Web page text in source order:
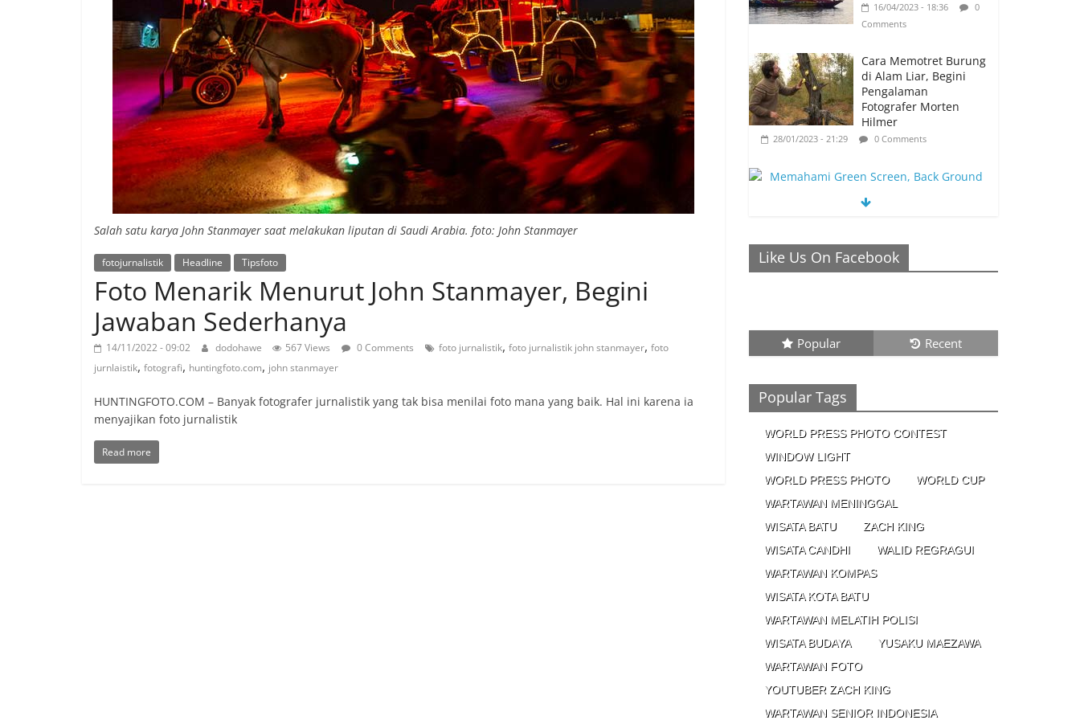
Salah satu karya John Stanmayer saat melakukan liputan di Saudi Arabia. foto: John Stanmayer
fotojurnalistik Headline Tipsfoto
Foto Menarik Menurut John Stanmayer, Begini
Jawaban Sederhanya
14/11/2022 - 09:02 dodohawe 567 Views 0 Comments foto jurnalistik, foto jurnalistik john stanmayer, foto
jurnlaistik, fotografi, huntingfoto.com, john stanmayer
HUNTINGFOTO.COM – Banyak fotografer jurnalistik yang tak bisa menilai foto mana yang baik. Hal ini karena ia
menyajikan foto jurnalistik
Read more
16/04/2023 - 18:36
0
Comments
Cara Memotret Burung
di Alam Liar, Begini
Pengalaman
Fotografer Morten
Hilmer
28/01/2023 - 21:29 0 Comments
Netral yang Bisa Membuat Video Anda
Semakin Menarik
26/01/2023 - 21:04 0 Comments
Ronaldo Istiqomah di Al Nassr, Bersiap di
Pecahkan Rekor Cetak Gol
26/01/2023 - 16:28 0 Comments
Digital, Dapat Jutaan
Foto Handphone
04/08/2023 - 09:26 0 Comments
Like Us On Facebook
Popular Recent
Popular Tags
WORLD PRESS PHOTO CONTEST
WINDOW LIGHT
WORLD PRESS PHOTO
WORLD CUP
WARTAWAN MENINGGAL
WISATA BATU
ZACH KING
WISATA CANDHI
WALID REGRAGUI
WARTAWAN KOMPAS
WISATA KOTA BATU
WARTAWAN MELATIH POLISI
WISATA BUDAYA
YUSAKU MAEZAWA
WARTAWAN FOTO
YOUTUBER ZACH KING
WARTAWAN SENIOR INDONESIA